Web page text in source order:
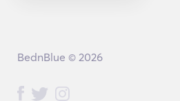
BednBlue © 2026